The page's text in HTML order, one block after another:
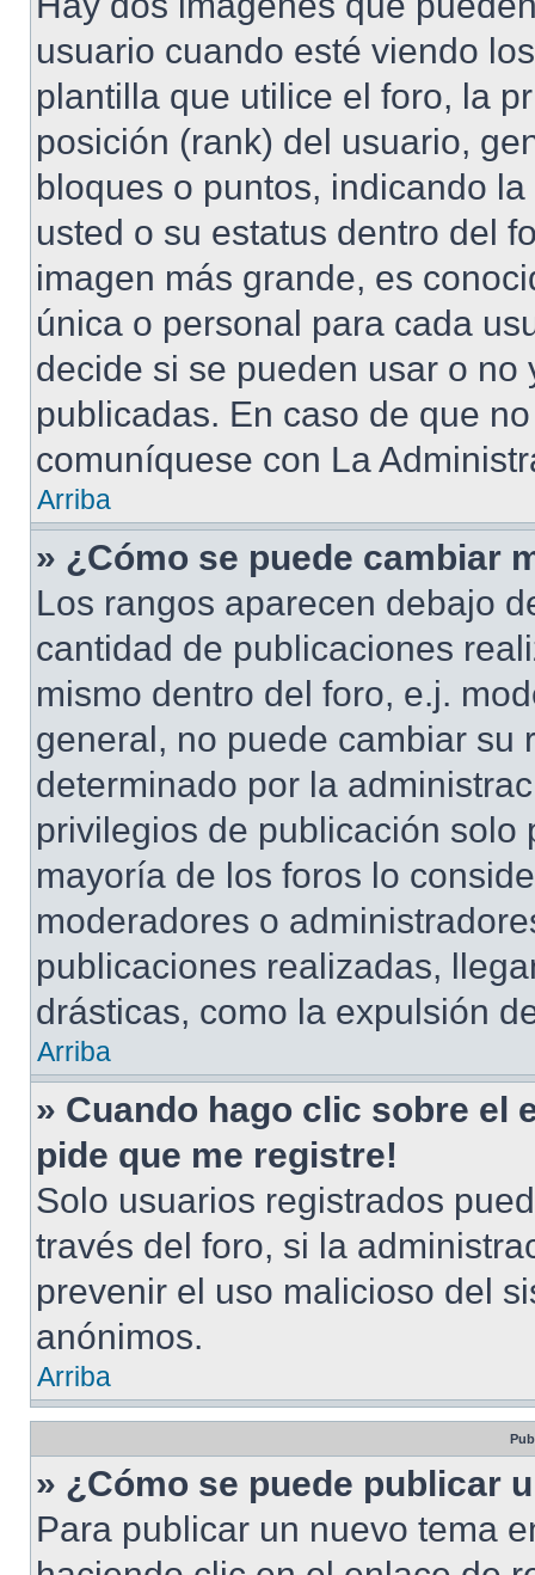
usuario cuando esté viendo
plantilla que utilice el foro, la
posición (rank) del usuario,
bloques o puntos, indicando
usted o su estatus dentro del
imagen más grande, es
única o personal para cada
decide si se pueden usar o
publicadas. En caso de que
comuníquese con La
Arriba
» ¿Cómo se puede cambiar
Los rangos aparecen debajo
cantidad de publicaciones
mismo dentro del foro, e.j.
general, no puede cambiar su
determinado por la
privilegios de publicación solo
mayoría de los foros lo
moderadores o
publicaciones realizadas,
drásticas, como la expulsión
Arriba
» Cuando hago clic sobre el
pide que me registre!
Solo usuarios registrados
través del foro, si la
prevenir el uso malicioso del
anónimos.
Arriba
» ¿Cómo se puede publicar
Para publicar un nuevo tema